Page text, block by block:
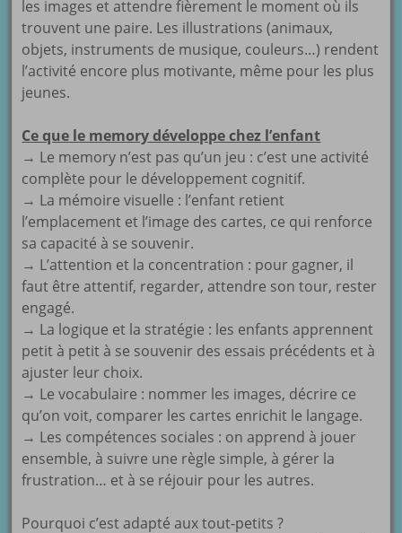
les images et attendre fièrement le moment où ils
trouvent une paire. Les illustrations (animaux,
objets, instruments de musique, couleurs…) rendent
l’activité encore plus motivante, même pour les plus
jeunes.
Ce que le memory développe chez l’enfant
→ Le memory n’est pas qu’un jeu : c’est une activité
complète pour le développement cognitif.
→ La mémoire visuelle : l’enfant retient
l’emplacement et l’image des cartes, ce qui renforce
sa capacité à se souvenir.
→ L’attention et la concentration : pour gagner, il
faut être attentif, regarder, attendre son tour, rester
engagé.
→ La logique et la stratégie : les enfants apprennent
petit à petit à se souvenir des essais précédents et à
ajuster leur choix.
→ Le vocabulaire : nommer les images, décrire ce
qu’on voit, comparer les cartes enrichit le langage.
→ Les compétences sociales : on apprend à jouer
ensemble, à suivre une règle simple, à gérer la
frustration… et à se réjouir pour les autres.
Pourquoi c’est adapté aux tout-petits ?